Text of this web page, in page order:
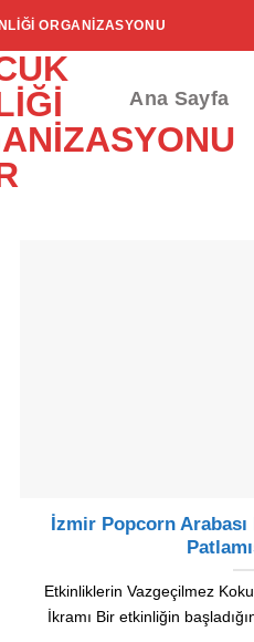
ORGANIZASYONU
Ana Sayfa
İzmir Popcorn
Etkinliklerin Vazgeçilmez
İkramı Bir etkinliğin